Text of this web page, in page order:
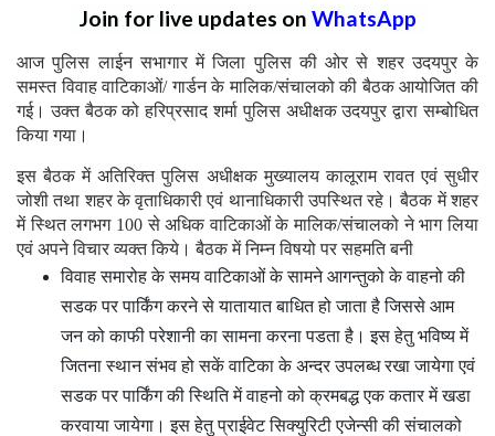
Join for live updates on WhatsApp
आज पुलिस लाईन सभागार में जिला पुलिस की ओर से शहर उदयपुर के
समस्त विवाह वाटिकाओं/ गार्डन के मालिक/संचालको की बैठक आयोजित की
गई। उक्त बैठक को हरिप्रसाद शर्मा पुलिस अधीक्षक उदयपुर द्वारा सम्बोधित
किया गया।
इस बैठक में अतिरिक्त पुलिस अधीक्षक मुख्यालय कालूराम रावत एवं सुधीर
जोशी तथा शहर के वृताधिकारी एवं थानाधिकारी उपस्थित रहे। बैठक में शहर
में स्थित लगभग 100 से अधिक वाटिकाओं के मालिक/संचालको ने भाग लिया
एवं अपने विचार व्यक्त किये। बैठक में निम्न विषयो पर सहमति बनी
विवाह समारोह के समय वाटिकाओं के सामने आगन्तुको के वाहनो की
सडक पर पार्किंग करने से यातायात बाधित हो जाता है जिससे आम
जन को काफी परेशानी का सामना करना पडता है। इस हेतु भविष्य में
जितना स्थान संभव हो सकें वाटिका के अन्दर उपलब्ध रखा जायेगा एवं
सडक पर पार्किंग की स्थिति में वाहनो को क्रमबद्ध एक कतार में खडा
करवाया जायेगा। इस हेतु प्राईवेट सिक्युरिटी एजेन्सी की संचालको